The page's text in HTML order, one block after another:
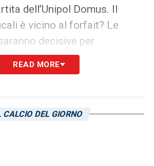
dell’Unipol Domus. Il
è vicino al forfait? Le
decisive per
condizioni dell’ex
dalla decisiva sfida.
da fuori i propri compagni
READ MORE
CALCIO DEL GIORNO